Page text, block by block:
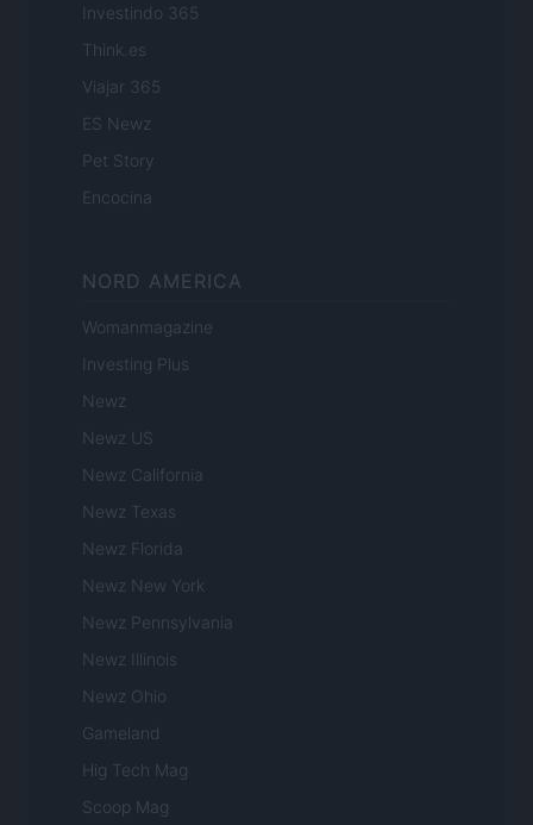
Investindo 365
Think.es
Viajar 365
ES Newz
Pet Story
Encocina
NORD AMERICA
Womanmagazine
Investing Plus
Newz
Newz US
Newz California
Newz Texas
Newz Florida
Newz New York
Newz Pennsylvania
Newz Illinois
Newz Ohio
Gameland
Hig Tech Mag
Scoop Mag